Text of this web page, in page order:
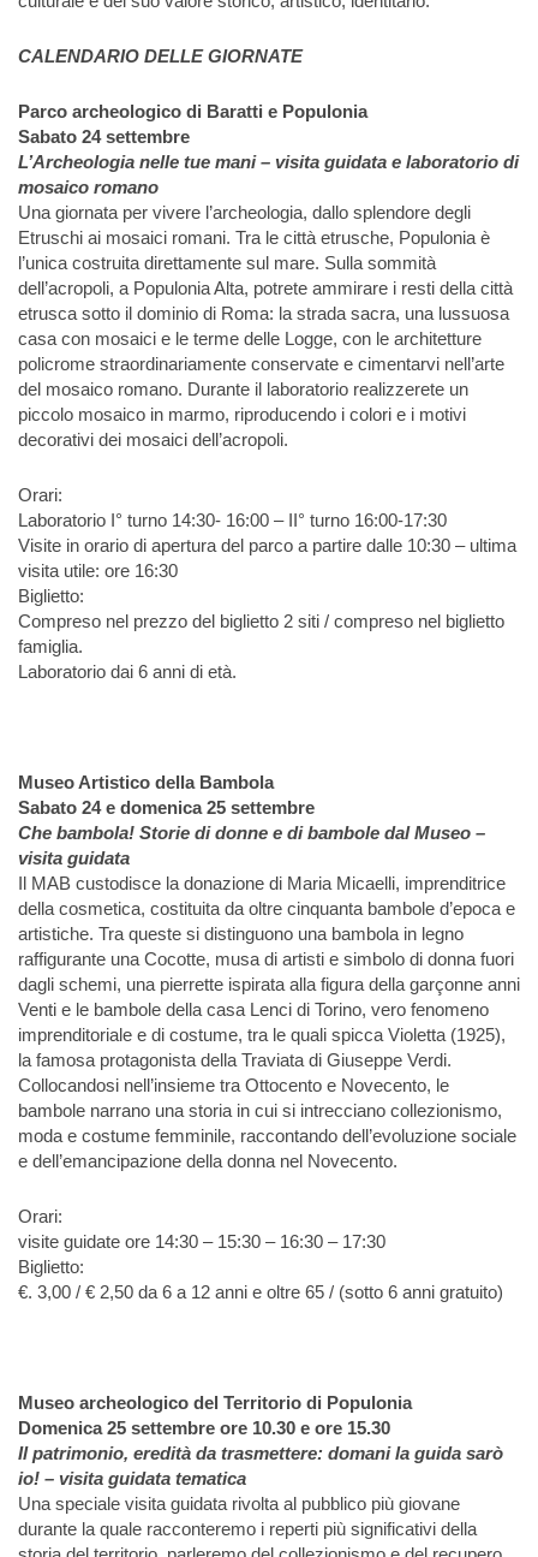
CALENDARIO DELLE GIORNATE
Parco archeologico di Baratti e Populonia
Sabato 24 settembre
L’Archeologia nelle tue mani – visita guidata e laboratorio di
mosaico romano
Una giornata per vivere l’archeologia, dallo splendore degli
Etruschi ai mosaici romani. Tra le città etrusche, Populonia è
l’unica costruita direttamente sul mare. Sulla sommità
dell’acropoli, a Populonia Alta, potrete ammirare i resti della città
etrusca sotto il dominio di Roma: la strada sacra, una lussuosa
casa con mosaici e le terme delle Logge, con le architetture
policrome straordinariamente conservate e cimentarvi nell’arte
del mosaico romano. Durante il laboratorio realizzerete un
piccolo mosaico in marmo, riproducendo i colori e i motivi
decorativi dei mosaici dell’acropoli.
Orari:
Laboratorio I° turno 14:30- 16:00 – II° turno 16:00-17:30
Visite in orario di apertura del parco a partire dalle 10:30 – ultima
visita utile: ore 16:30
Biglietto:
Compreso nel prezzo del biglietto 2 siti / compreso nel biglietto
famiglia.
Laboratorio dai 6 anni di età.
Museo Artistico della Bambola
Sabato 24 e domenica 25 settembre
Che bambola! Storie di donne e di bambole dal Museo –
visita guidata
Il MAB custodisce la donazione di Maria Micaelli, imprenditrice
della cosmetica, costituita da oltre cinquanta bambole d’epoca e
artistiche. Tra queste si distinguono una bambola in legno
raffigurante una Cocotte, musa di artisti e simbolo di donna fuori
dagli schemi, una pierrette ispirata alla figura della garçonne anni
Venti e le bambole della casa Lenci di Torino, vero fenomeno
imprenditoriale e di costume, tra le quali spicca Violetta (1925),
la famosa protagonista della Traviata di Giuseppe Verdi.
Collocandosi nell’insieme tra Ottocento e Novecento, le
bambole narrano una storia in cui si intrecciano collezionismo,
moda e costume femminile, raccontando dell’evoluzione sociale
e dell’emancipazione della donna nel Novecento.
Orari:
visite guidate ore 14:30 – 15:30 – 16:30 – 17:30
Biglietto:
€. 3,00 / € 2,50 da 6 a 12 anni e oltre 65 / (sotto 6 anni gratuito)
Museo archeologico del Territorio di Populonia
Domenica 25 settembre ore 10.30 e ore 15.30
Il patrimonio, eredità da trasmettere: domani la guida sarò
io! – visita guidata tematica
Una speciale visita guidata rivolta al pubblico più giovane
durante la quale racconteremo i reperti più significativi della